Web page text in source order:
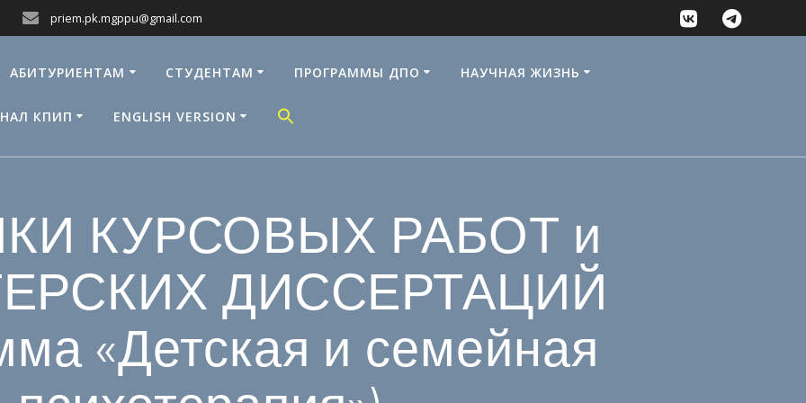
priem.pk.mgppu@gmail.com
АБИТУРИЕНТАМ СТУДЕНТАМ ПРОГРАММЫ ДПО НАУЧНАЯ ЖИЗНЬ
КПИП ENGLISH VERSION
КУРСОВЫХ РАБОТ и
ДИССЕРТАЦИЙ
«Детская и семейная